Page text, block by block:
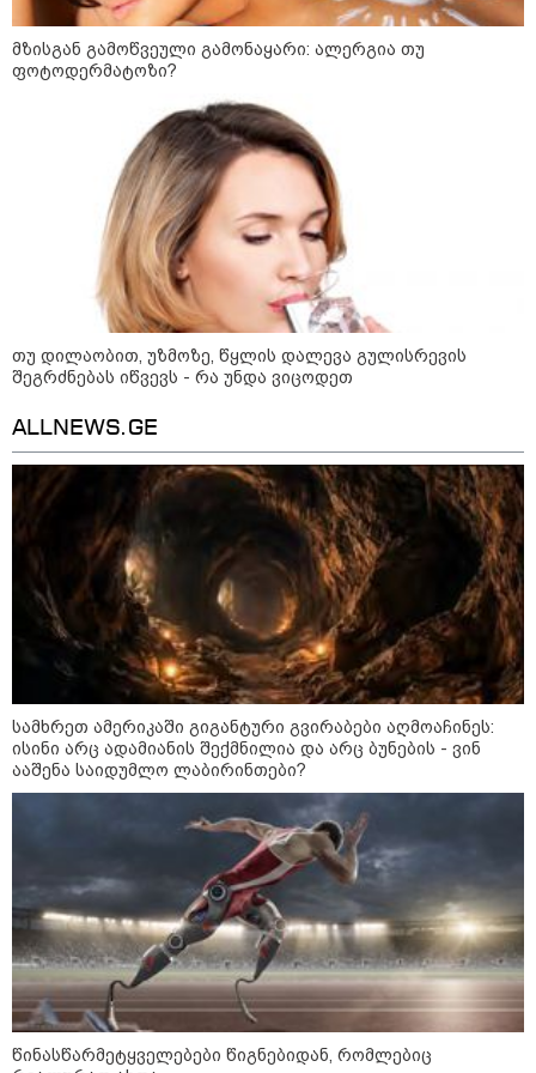
21:03 / 05-08-2026
რამ გამოიწვია საქართველოს
ელექტროენერგეტიკული სისტემის სრული
გათიშვა - რას ამბობს სემეკ-ის წევრი
სამოქალაქო საზოგადოების
წარმომადგენლები 2008 წლის
რუსეთ-საქართველოს აგვისტოს
ომის 18 წლისთავთან
დაკავშირებით ერთობლივ
განცხადებას ავრცელებენ
22:35 / 06-08-2026
"კიდევ ერთხელ მოვუწოდებ
საქართველოს მთავრობას, მისი
დაუყოვნებლივი და უპირობო
გათავისუფლებისკენ" - რას
წერს ეუთო-ს წარმომადგენელი
მზია ამაღლობელზე?
21:38 / 06-08-2026
"ჩვენთვის ეს ეგზოტიკაა, ჩვენს
სტუმრებს ასე ვუხსნით - ბევრი
სანთელი, ეგზოტიკა და
რომანტიკული საღამოები" -
შალვა ალავერდაშვილი
ელექტროენერგიის გათიშვებზე
21:08 / 06-08-2026
"არ ვიცი, თუ ვინმე იცის, რასთან
არის დაკავშირებული ნია
იმნაძის 10 თვის თავზე დაკავება
- რა უნდა თქვას 16 წლის
ბავშვმა, რომელიც 9 თვის
მზისგან გამოწვეული გამონაყარი: ალერგია თუ
ფოტოდერმატოზი?
თუ დილაობით, უზმოზე, წყლის დალევა გულისრევის
შეგრძნებას იწვევს - რა უნდა ვიცოდეთ
ALLNEWS.GE
სამხრეთ ამერიკაში გიგანტური გვირაბები აღმოაჩინეს:
ისინი არც ადამიანის შექმნილია და არც ბუნების - ვინ
ააშენა საიდუმლო ლაბირინთები?
წინასწარმეტყველებები წიგნებიდან, რომლებიც